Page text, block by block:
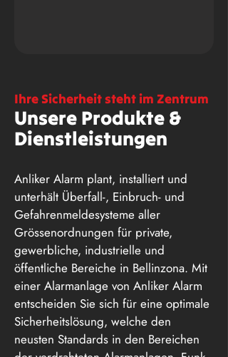
Ihre Sicherheit steht im Zentrum
Unsere Produkte &
Dienstleistungen
Anliker Alarm plant, installiert und
unterhält Überfall-, Einbruch- und
Gefahrenmeldesysteme aller
Grössenordnungen für private,
gewerbliche, industrielle und
öffentliche Bereiche in Bellinzona. Mit
einer Alarmanlage von Anliker Alarm
entscheiden Sie sich für eine optimale
Sicherheitslösung, welche den
neusten Standards in den Bereichen